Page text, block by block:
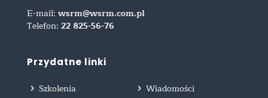
E-mail: wsrm@wsrm.com.pl
Telefon: 22 825-56-76
Przydatne linki
Szkolenia
Wiadomości